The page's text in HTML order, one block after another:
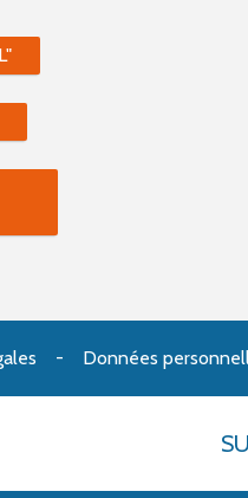
Données